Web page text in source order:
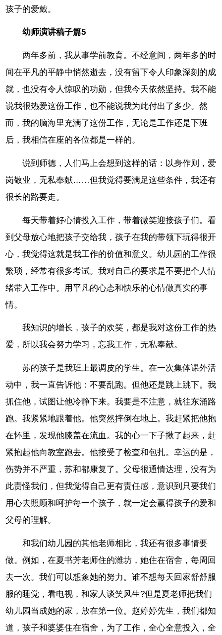
孩子的爱戴。
幼师演讲稿子篇5
两年多前，我从事学前教育。不经意间，两年多的时
间在平凡的平静中悄然逝去，没有留下令人印象深刻的成
就，也没有令人惊叹的功勋，但我今天依然坚持。我不能
说我很热爱这份工作，也不能说我为此付出了多少。然
而，我的脑海里充满了这份工作，无论是工作还是下班
后，我相信在座的各位都是一样的。
说到师德，人们马上会想到这样的话：以身作则，爱
岗敬业，无私奉献……但我觉得要满足这些条件，我还有
很长的路要走。
每天带着好心情投入工作，带着微笑迎接孩子们。看
到父母放心地把孩子交给我，孩子在我的带领下玩得很开
心，我觉得这就是我工作的价值和意义。幼儿园的工作很
繁琐，经常有很多考试。我对自己的要求是不要把个人情
绪带入工作中。用平凡的心态和快乐的心情做真实的事
情。
我知识的增长，孩子的欢笑，都是我对这份工作的热
爱，所以我会努力学习，忘我工作，无私奉献。
苏的孩子是我班上最调皮的学生。在一次集体课外活
动中，我一直告诉他：不要乱跑。但他还是跳上跳下。我
抓住他，试图让他冷静下来。我要是不注意，就往东涌路
跑。我紧紧地跟着他。他突然摔倒在地上。我赶紧把他抱
在怀里，发现他膝盖在流血。我的心一下子揪了起来，赶
紧抱起他向教室跑去。他接受了检查和包扎。幸运的是，
伤势并不严重，苏和都康复了。父母很通情达理，没有为
此责怪我们，但我觉得自己更有责任感，意识到只要我们
用心去照顾和呵护每一个孩子，就一定会赢得孩子的爱和
父母的理解。
和我们幼儿园的其他老师相比，我还有很多事情要
做。例如，在夏书芳老师住的潍坊，她住在宿舍，每周回
去一次。我们可以想象她的努力。谁不想每天回家舒舒服
服的睡觉，看电视，和家人谈笑风生?但是夏老师把我们
幼儿园当成她的家，放在第一位。赵婷婷先生，我们都知
道，孩子和婆婆住在宿舍，为了工作，全心全意投入，全